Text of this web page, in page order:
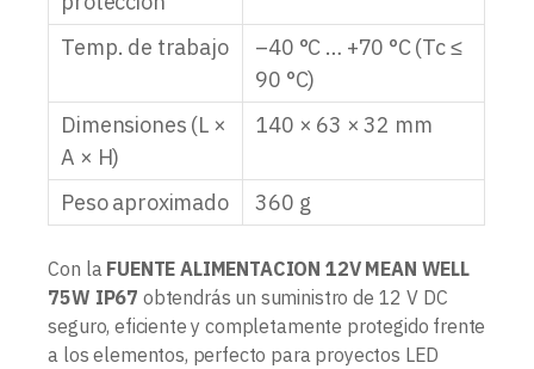
Temp. de trabajo
–40 °C … +70 °C (Tc ≤
90 °C)
Dimensiones (L ×
A × H)
140 × 63 × 32 mm
Peso aproximado 360 g
Con la FUENTE ALIMENTACION 12V MEAN WELL
75W IP67 obtendrás un suministro de 12 V DC
seguro, eficiente y completamente protegido frente
a los elementos, perfecto para proyectos LED